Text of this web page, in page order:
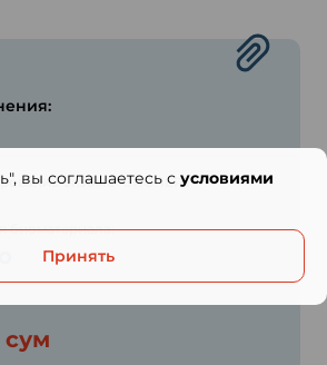
экзома "ЭКСПЕРТ"
биоматериала:
сум
вы соглашаетесь с условиями
Принять